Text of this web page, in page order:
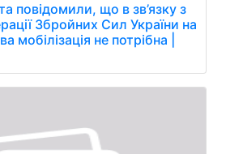
повідомили, що в зв’язку з
Збройних Сил України на
мобілізація не потрібна |